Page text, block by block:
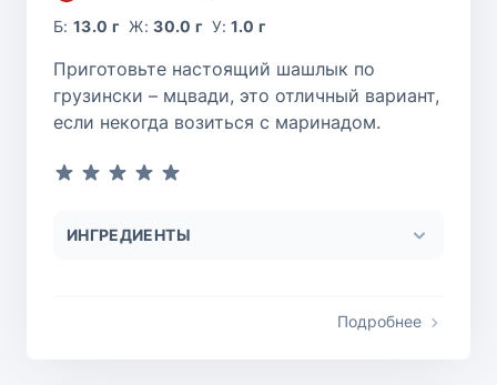
Б:13.0 г Ж:30.0 г У:1.0 г
Приготовьте настоящий шашлык по
грузински – мцвади, это отличный вариант,
если некогда возиться с маринадом.
ИНГРЕДИЕНТЫ
Подробнее